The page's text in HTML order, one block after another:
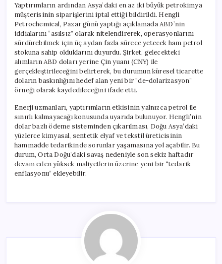
Yaptırımların ardından Asya’daki en az iki büyük petrokimya
müşterisinin siparişlerini iptal ettiği bildirildi. Hengli
Petrochemical, Pazar günü yaptığı açıklamada ABD’nin
iddialarını “asılsız” olarak nitelendirerek, operasyonlarını
sürdürebilmek için üç aydan fazla sürece yetecek ham petrol
stokuna sahip olduklarını duyurdu. Şirket, gelecekteki
alımların ABD doları yerine Çin yuanı (CNY) ile
gerçekleştirileceğini belirterek, bu durumun küresel ticarette
doların baskınlığını hedef alan yeni bir “de-dolarizasyon”
örneği olarak kaydedileceğini ifade etti.
Enerji uzmanları, yaptırımların etkisinin yalnızca petrol ile
sınırlı kalmayacağı konusunda uyarıda bulunuyor. Hengli’nin
dolar bazlı ödeme sisteminden çıkarılması, Doğu Asya’daki
yüzlerce kimyasal, sentetik elyaf ve tekstil üreticisinin
hammadde tedarikinde sorunlar yaşamasına yol açabilir. Bu
durum, Orta Doğu’daki savaş nedeniyle son sekiz haftadır
devam eden yüksek maliyetlerin üzerine yeni bir “tedarik
enflasyonu” ekleyebilir.